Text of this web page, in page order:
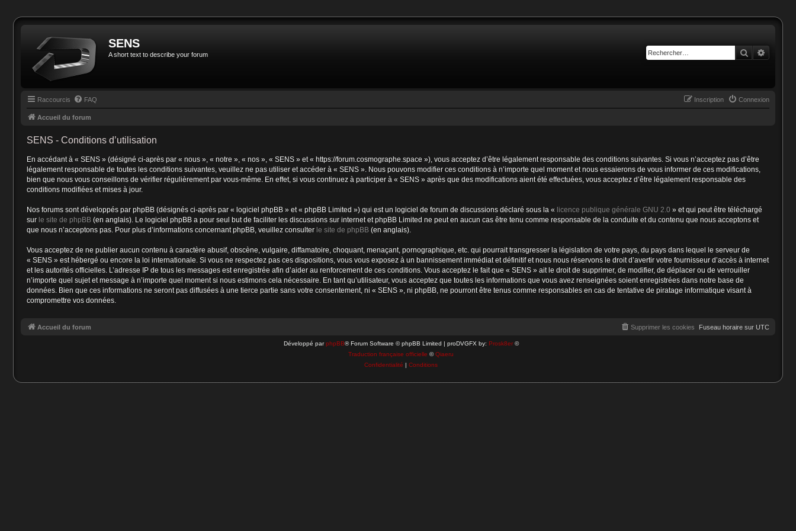
SENS
A short text to describe your forum Rechercher
Raccourcis FAQ Connexion
Inscription
Accueil du forum
SENS - Conditions d’utilisation
En accédant à « SENS » (désigné ci-après par « nous », « notre », « nos », « SENS » et « https://forum.cosmographe.space »), vous acceptez d’être légalement responsable des conditions suivantes. Si vous n’acceptez pas d’être
légalement responsable de toutes les conditions suivantes, veuillez ne pas utiliser et accéder à « SENS ». Nous pouvons modifier ces conditions à n’importe quel moment et nous essaierons de vous informer de ces modifications,
bien que nous vous conseillons de vérifier régulièrement par vous-même. En effet, si vous continuez à participer à « SENS » après que des modifications aient été effectuées, vous acceptez d’être légalement responsable des
conditions modifiées et mises à jour.
Nos forums sont développés par phpBB (désignés ci-après par « logiciel phpBB » et « phpBB Limited ») qui est un logiciel de forum de discussions déclaré sous la « licence publique générale GNU 2.0 » et qui peut être téléchargé
sur le site de phpBB (en anglais). Le logiciel phpBB a pour seul but de faciliter les discussions sur internet et phpBB Limited ne peut en aucun cas être tenu comme responsable de la conduite et du contenu que nous acceptons et
que nous n’acceptons pas. Pour plus d’informations concernant phpBB, veuillez consulter le site de phpBB (en anglais).
Vous acceptez de ne publier aucun contenu à caractère abusif, obscène, vulgaire, diffamatoire, choquant, menaçant, pornographique, etc. qui pourrait transgresser la législation de votre pays, du pays dans lequel le serveur de
« SENS » est hébergé ou encore la loi internationale. Si vous ne respectez pas ces dispositions, vous vous exposez à un bannissement immédiat et définitif et nous nous réservons le droit d’avertir votre fournisseur d’accès à internet
et les autorités officielles. L’adresse IP de tous les messages est enregistrée afin d’aider au renforcement de ces conditions. Vous acceptez le fait que « SENS » ait le droit de supprimer, de modifier, de déplacer ou de verrouiller
n’importe quel sujet et message à n’importe quel moment si nous estimons cela nécessaire. En tant qu’utilisateur, vous acceptez que toutes les informations que vous avez renseignées soient enregistrées dans notre base de
données. Bien que ces informations ne seront pas diffusées à une tierce partie sans votre consentement, ni « SENS », ni phpBB, ne pourront être tenus comme responsables en cas de tentative de piratage informatique visant à
compromettre vos données.
Accueil du forum Fuseau horaire sur UTC
Supprimer les cookies
Développé parphpBB® Forum Software © phpBB Limited | proDVGFX by: Prosk8er©
Traduction française officielle ©Qiaeru
Confidentialité | Conditions